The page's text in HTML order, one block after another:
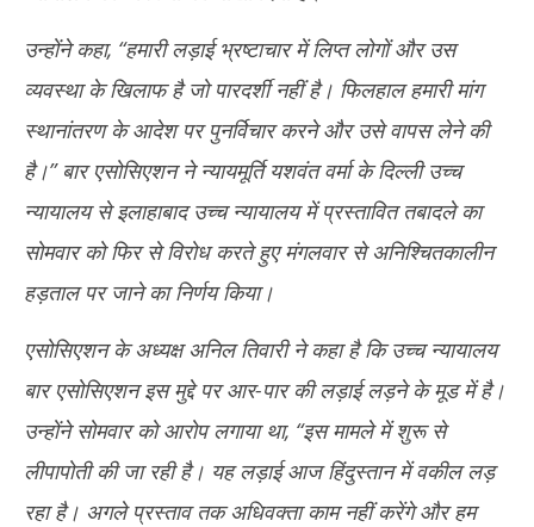
उन्होंने कहा, “हमारी लड़ाई भ्रष्टाचार में लिप्त लोगों और उस
व्यवस्था के खिलाफ है जो पारदर्शी नहीं है। फिलहाल हमारी मांग
स्थानांतरण के आदेश पर पुनर्विचार करने और उसे वापस लेने की
है।” बार एसोसिएशन ने न्यायमूर्ति यशवंत वर्मा के दिल्ली उच्च
न्यायालय से इलाहाबाद उच्च न्यायालय में प्रस्तावित तबादले का
सोमवार को फिर से विरोध करते हुए मंगलवार से अनिश्चितकालीन
हड़ताल पर जाने का निर्णय किया।
एसोसिएशन के अध्यक्ष अनिल तिवारी ने कहा है कि उच्च न्यायालय
बार एसोसिएशन इस मुद्दे पर आर-पार की लड़ाई लड़ने के मूड में है।
उन्होंने सोमवार को आरोप लगाया था, “इस मामले में शुरू से
लीपापोती की जा रही है। यह लड़ाई आज हिंदुस्तान में वकील लड़
रहा है। अगले प्रस्ताव तक अधिवक्ता काम नहीं करेंगे और हम